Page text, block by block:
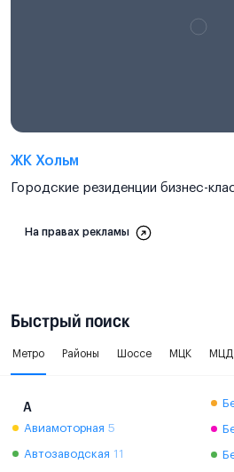
ЖК Хольм
Городские резиденции бизнес-
На правах рекламы
Быстрый поиск
Метро Районы Шоссе МЦК МЦД
А
Авиамоторная 5
Автозаводская 11